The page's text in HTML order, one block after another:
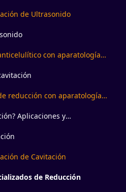
de Ultrasonido
con aparatología
reducción con aparatología
Aplicaciones y
de Cavitación
de Reducción